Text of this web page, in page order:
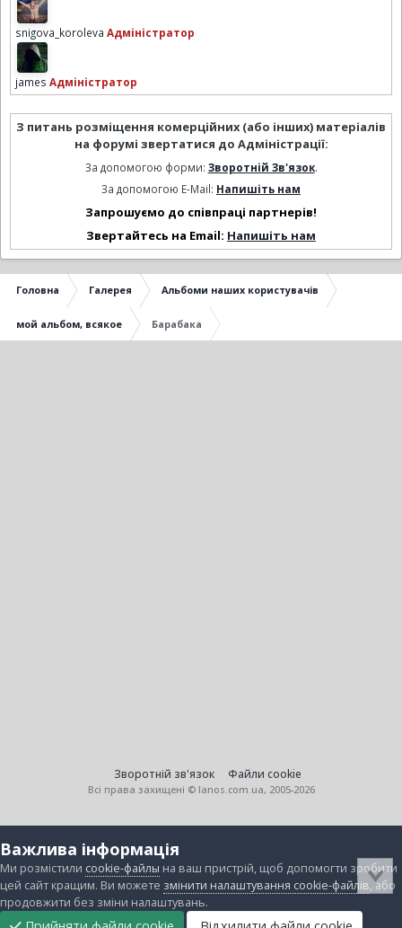
snigova_koroleva Адміністратор
james Адміністратор
З питань розміщення комерційних (або інших) матеріалів
на форумі звертатися до Адміністрації:
За допомогою форми: Зворотній Зв'язок.
За допомогою E-Mail: Напишіть нам
Запрошуємо до співпраці партнерів!
Звертайтесь на Email: Напишіть нам
Головна Галерея Альбоми наших користувачів
мой альбом, всякое Барабака
Зворотній зв'язок Файли cookie
Всі права захищені © lanos.com.ua, 2005-2026
Важлива інформація
Ми розмістили cookie-файлы на ваш пристрій, щоб допомогти зробити
цей сайт кращим. Ви можете змінити налаштування cookie-файлів, або
продовжити без зміни налаштувань.